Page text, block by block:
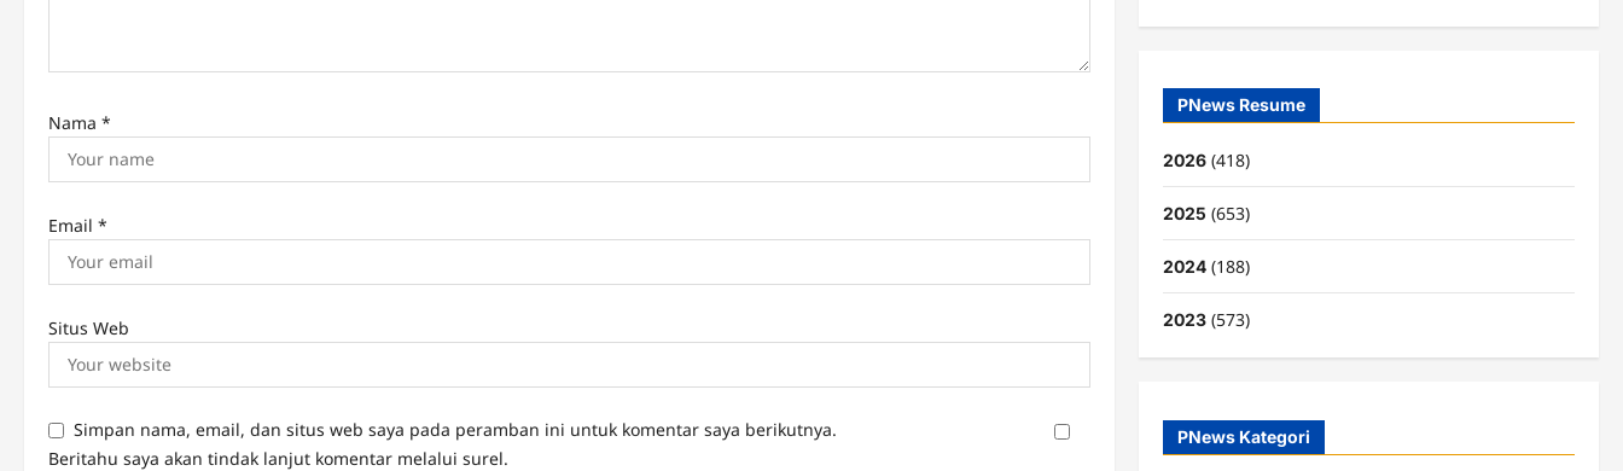
Nama *
Email *
Situs Web
Simpan nama, email, dan situs web saya pada peramban ini untuk komentar saya berikutnya.
Beritahu saya akan tindak lanjut komentar melalui surel.
PNews Resume
2026(418)
2025 (653)
2024(188)
2023(573)
PNews Kategori